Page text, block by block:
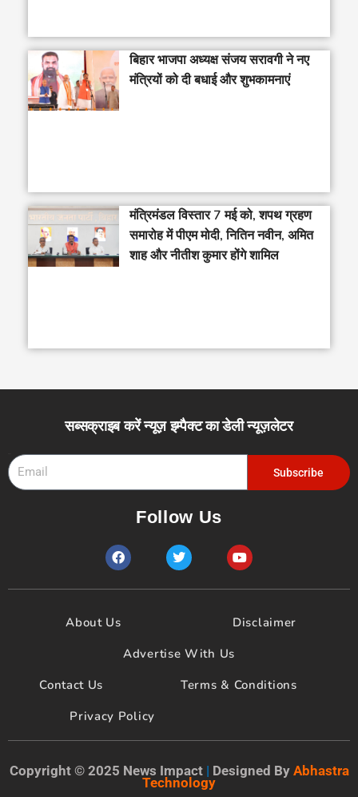
बिहार भाजपा अध्यक्ष संजय सरावगी ने नए
मंत्रियों को दी बधाई और शुभकामनाएं
मंत्रिमंडल विस्तार 7 मई को, शपथ ग्रहण
समारोह में पीएम मोदी, नितिन नवीन, अमित
शाह और नीतीश कुमार होंगे शामिल
सब्सक्राइब करें न्यूज़ इम्पैक्ट का डेली न्यूज़लेटर
Subscribe
Follow Us
F
a
e
o
T
w
t
Y
o
t
b
e
About Us
Disclaimer
Advertise With Us
Contact Us
Terms & Conditions
Privacy Policy
Copyright © 2025 News Impact | Designed By Abhastra
Technology